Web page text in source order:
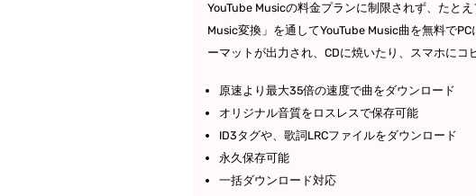
YouTube Musicの料金プランに制限されず、たと
Music変換」を通してYouTube Music曲を無料で
ーマットが出力され、CDに焼いたり、スマホにコ
原速より最大35倍の速度で曲をダウンロード
オリジナル音質をロスレスで保存可能
ID3タグや、歌詞LRCファイルをダウンロード
永久保存可能
一括ダウンロード対応